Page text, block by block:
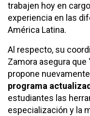
trabajen hoy en
experiencia en las
América Latina.
Al respecto, su
Zamora asegura que
propone
programa
estudiantes las
especialización y la